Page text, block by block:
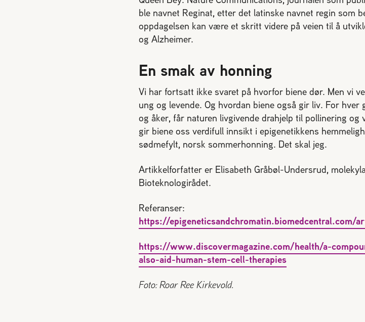
ble navnet Reginat, etter det latinske navnet regin som
oppdagelsen kan være et skritt videre på veien til å
og Alzheimer.
En smak av honning
Vi har fortsatt ikke svaret på hvorfor biene dør. Men vi
ung og levende. Og hvordan biene også gir liv. For
og åker, får naturen livgivende drahjelp til pollinering
gir biene oss verdifull innsikt i epigenetikkens
sødmefylt, norsk sommerhonning. Det skal jeg.
Artikkelforfatter er Elisabeth Gråbøl-Undersrud,
Bioteknologirådet.
Referanser:
https://epigeneticsandchromatin.biomedcentral.com/
https://www.discovermagazine.com/health/a-
also-aid-human-stem-cell-therapies
Foto: Roar Ree Kirkevold.